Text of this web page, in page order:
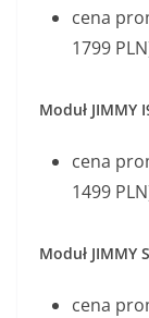
cena
1799
Moduł
cena
1499
Moduł JIMMY
cena